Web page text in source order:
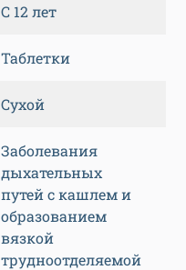
С 12 лет
Таблетки
Сухой
Заболевания
дыхательных
путей с кашлем и
образованием
вязкой
трудноотделяемой